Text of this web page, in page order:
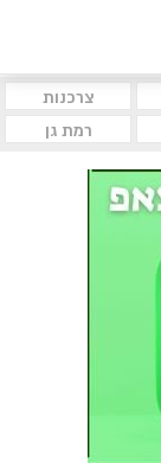
צרכנות
רמת גן